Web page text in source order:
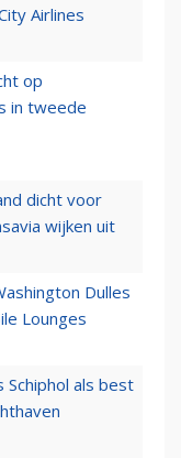
Airlines
op
in tweede
dicht voor
wijken uit
Dulles
Lounges
als best